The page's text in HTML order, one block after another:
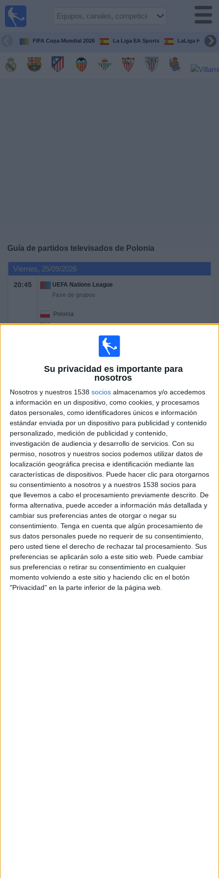
Su privacidad es importante para
nosotros
Nosotros y nuestros 1538 socios almacenamos y/o accedemos
a información en un dispositivo, como cookies, y procesamos
datos personales, como identificadores únicos e información
estándar enviada por un dispositivo para publicidad y contenido
personalizado, medición de publicidad y contenido,
investigación de audiencia y desarrollo de servicios. Con su
permiso, nosotros y nuestros socios podemos utilizar datos de
localización geográfica precisa e identificación mediante las
características de dispositivos. Puede hacer clic para otorgarnos
su consentimiento a nosotros y a nuestros 1538 socios para
que llevemos a cabo el procesamiento previamente descrito. De
forma alternativa, puede acceder a información más detallada y
cambiar sus preferencias antes de otorgar o negar su
consentimiento. Tenga en cuenta que algún procesamiento de
sus datos personales puede no requerir de su consentimiento,
pero usted tiene el derecho de rechazar tal procesamiento. Sus
preferencias se aplicarán solo a este sitio web. Puede cambiar
sus preferencias o retirar su consentimiento en cualquier
momento volviendo a este sitio y haciendo clic en el botón
"Privacidad" en la parte inferior de la página web.
FIFA Copa Mundial 2026 La Liga EA Sports LaLiga
Guía de partidos televisados de Polonia
Viernes, 25/09/2026
20:45
UEFA Nations League
Fase de grupos
Polonia
Bosnia
Canal por confirmar
Lunes, 28/09/2026
UEFA Nations League
Fase de grupos
Suecia
Polonia
Canal por confirmar
Viernes, 02/10/2026
UEFA Nations League
Polonia
Rumanía
Canal por confirmar
Guía de
Televisados
Noticias